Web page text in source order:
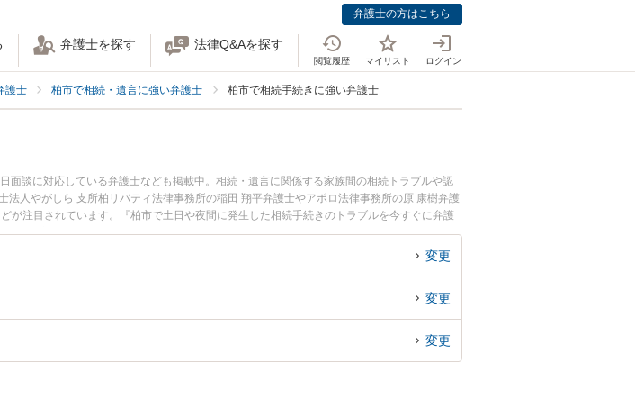
弁護士の方はこちら
弁護士を探す 法律Q&Aを探す
閲覧履歴 マイリスト ログイン
護士 柏市で相続・遺言に強い弁護士 柏市で相続手続きに強い弁護士
談に対応している弁護士なども掲載中。相続・遺言に関係する家族間の相続トラブルや認
人やがしら 支所柏リバティ法律事務所の稲田 翔平弁護士やアポロ法律事務所の原 康樹弁護
注目されています。『柏市で土日や夜間に発生した相続手続きのトラブルを今すぐに弁護
』『初回相談無料で相続手続きを法律相談できる柏市内の弁護士に相談予約したい』などで
変更
変更
変更